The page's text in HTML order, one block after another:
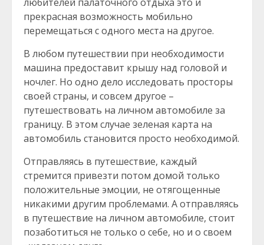
прекрасная возможность мобильно
перемещаться с одного места на другое.
В любом путешествии при необходимости
машина предоставит крышу над головой и
ночлег. Но одно дело исследовать просторы
своей страны, и совсем другое –
путешествовать на личном автомобиле за
границу. В этом случае зеленая карта на
автомобиль становится просто необходимой.
Отправляясь в путешествие, каждый
стремится привезти потом домой только
положительные эмоции, не отягощенные
никакими другим проблемами. А отправляясь
в путешествие на личном автомобиле, стоит
позаботиться не только о себе, но и о своем